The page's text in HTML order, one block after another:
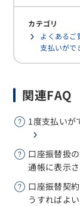
カテゴリ
よくあるご
支払いがで
関連FAQ
1度支払いが
口座振替扱
通帳に表示
口座振替契
うすればよ